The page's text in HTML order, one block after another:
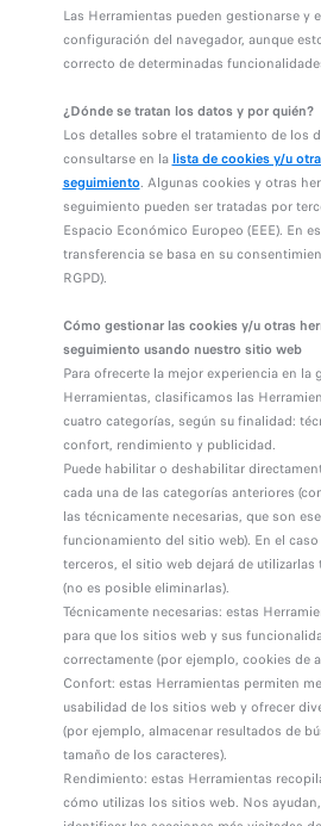
Las Herramientas pueden gestionarse y
configuración del navegador, aunque
correcto de determinadas
¿Dónde se tratan los datos y por quién?
Los detalles sobre el tratamiento de los
consultarse en lalista de cookies y/u
seguimiento. Algunas cookies y otras
seguimiento pueden ser tratadas por
Espacio Económico Europeo (EEE). En
transferencia se basa en su
RGPD).
Cómo gestionar las cookies y/u otras
seguimiento usando nuestro sitio web
Para ofrecerte la mejor experiencia en la
Herramientas, clasificamos las
cuatro categorías, según su finalidad:
confort, rendimiento y publicidad.
Puede habilitar o deshabilitar
cada una de las categorías anteriores
las técnicamente necesarias, que son
funcionamiento del sitio web). En el
terceros, el sitio web dejará de utilizarlas
(no es posible eliminarlas).
Técnicamente necesarias: estas
para que los sitios web y sus
correctamente (por ejemplo, cookies de
Confort: estas Herramientas permiten
usabilidad de los sitios web y ofrecer
(por ejemplo, almacenar resultados de
tamaño de los caracteres).
Rendimiento: estas Herramientas
cómo utilizas los sitios web. Nos